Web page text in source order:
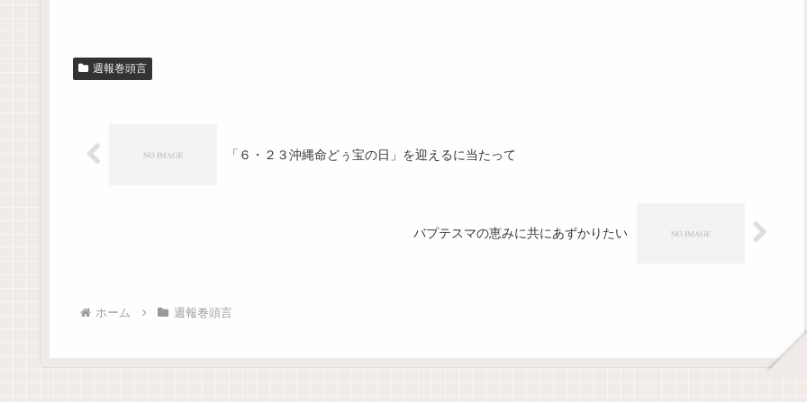
週報巻頭言
「６・２３沖縄命どぅ宝の日」を迎えるに当たって
バプテスマの恵みに共にあずかりたい
ホーム 週報巻頭言